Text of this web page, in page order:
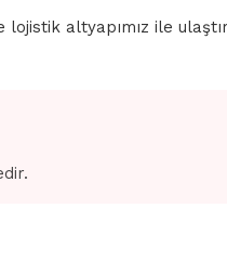
lojistik altyapımız ile